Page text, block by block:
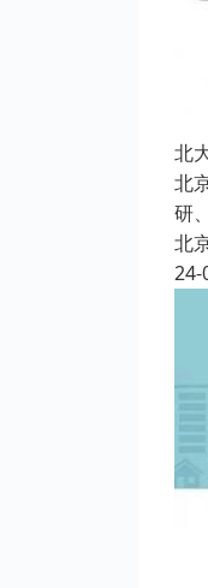
北
北
研
北
24-